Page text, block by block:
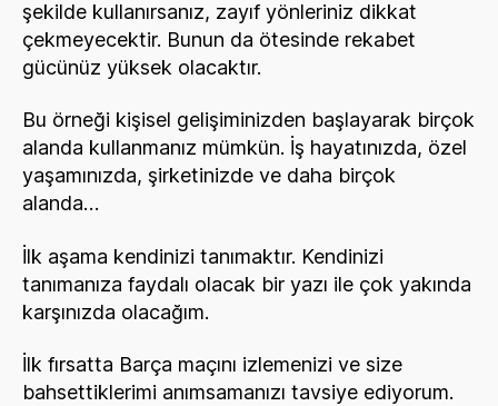
şekilde kullanırsanız, zayıf yönleriniz dikkat
çekmeyecektir. Bunun da ötesinde rekabet
gücünüz yüksek olacaktır.
Bu örneği kişisel gelişiminizden başlayarak birçok
alanda kullanmanız mümkün. İş hayatınızda, özel
yaşamınızda, şirketinizde ve daha birçok
alanda…
İlk aşama kendinizi tanımaktır. Kendinizi
tanımanıza faydalı olacak bir yazı ile çok yakında
karşınızda olacağım.
İlk fırsatta Barça maçını izlemenizi ve size
bahsettiklerimi anımsamanızı tavsiye ediyorum.